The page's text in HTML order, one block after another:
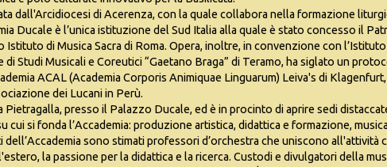
dall'Arcidiocesi di Acerenza, con la quale collabora nella formazione
Ducale è l’unica istituzione del Sud Italia alla quale è stato concesso il
Istituto di Musica Sacra di Roma. Opera, inoltre, in convenzione con
di Studi Musicali e Coreutici “Gaetano Braga” di Teramo, ha siglato un
ACAL (Academia Corporis Animiquae Linguarum) Leiva's di
dei Lucani in Perù.
Pietragalla, presso il Palazzo Ducale, ed è in procinto di aprire sedi
cui si fonda l’Accademia: produzione artistica, didattica e formazione,
dell’Accademia sono stimati professori d’orchestra che uniscono all'attività
la passione per la didattica e la ricerca. Custodi e divulgatori della